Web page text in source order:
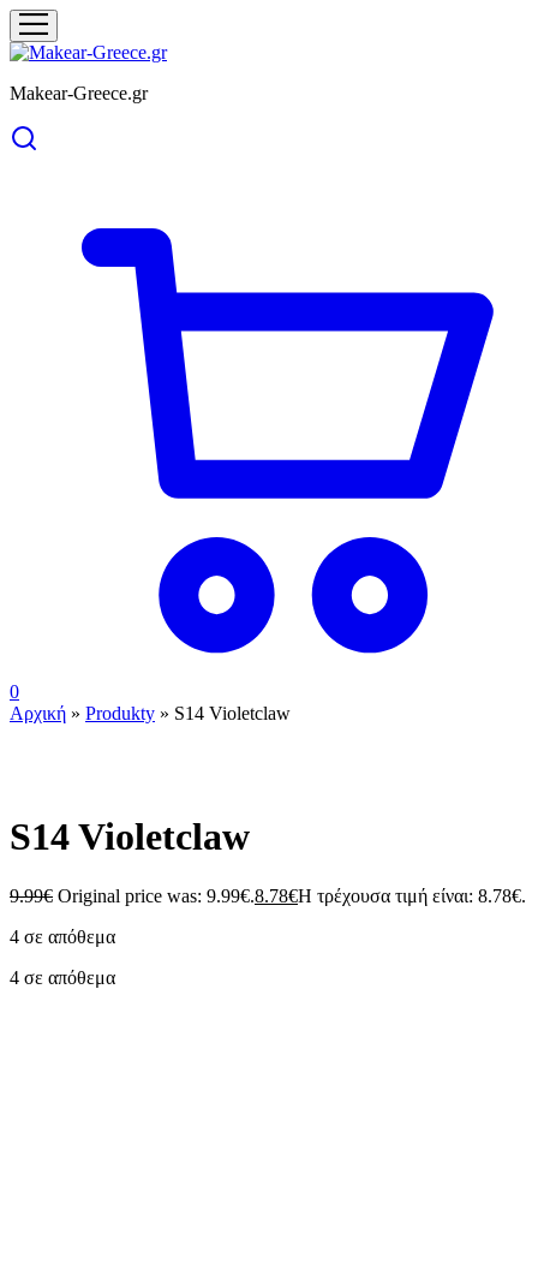
Makear-Greece.gr
0
Αρχική » Produkty » S14 Violetclaw
S14 Violetclaw
9.99€ Original price was: 9.99€.8.78€Η τρέχουσα τιμή είναι: 8.78€.
4 σε απόθεμα
4 σε απόθεμα